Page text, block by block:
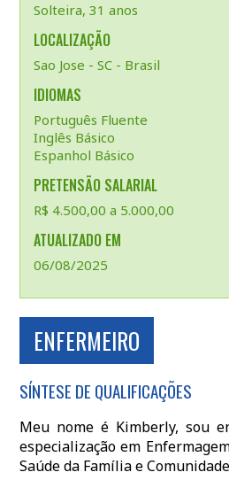
Solteira, 31 anos
LOCALIZAÇÃO
Sao Jose - SC - Brasil
IDIOMAS
Português Fluente
Inglês Básico
Espanhol Básico
PRETENSÃO SALARIAL
R$ 4.500,00 a 5.000,00
ATUALIZADO EM
06/08/2025
ENFERMEIRO
SÍNTESE DE QUALIFICAÇÕES
Meu nome é Kimberly, sou
especialização em
Saúde da Família e